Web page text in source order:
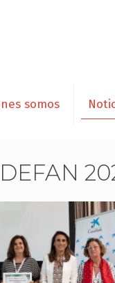
somos